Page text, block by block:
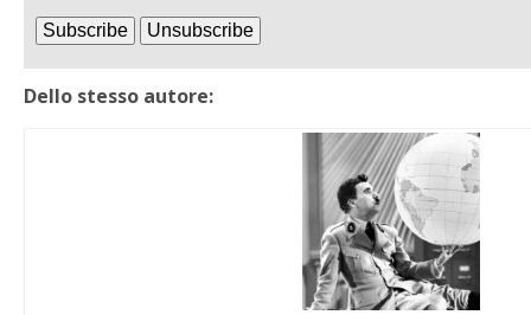
Dello stesso autore: